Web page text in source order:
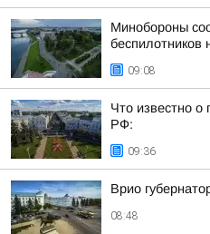
Минобороны
беспилотников
09:08
Что известно о
РФ:
09:36
Врио
08:48